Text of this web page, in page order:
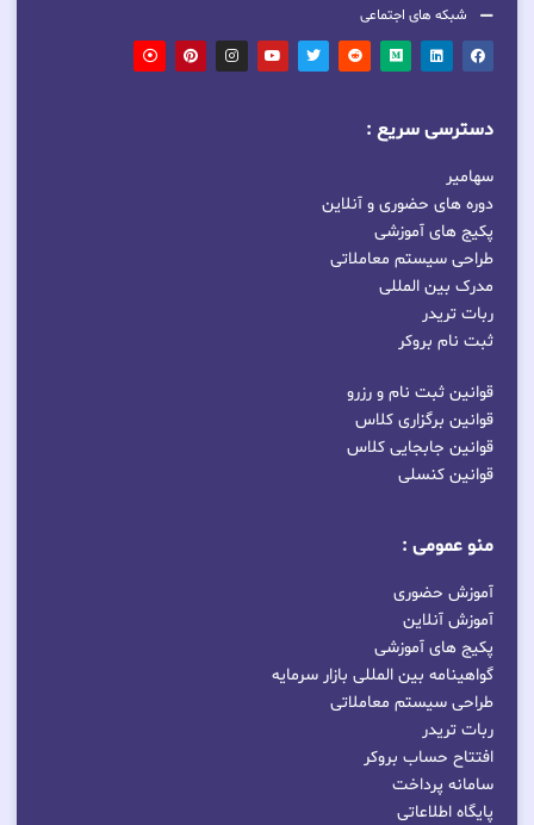
شبکه های اجتماعی
دسترسی سریع :
سهامیر
دوره های حضوری و آنلاین
پکیج های آموزشی
طراحی سیستم معاملاتی
مدرک بین المللی
ربات تریدر
ثبت نام بروکر
قوانین ثبت نام و رزرو
قوانین برگزاری کلاس
قوانین جابجایی کلاس
قوانین کنسلی
منو عمومی :
آموزش حضوری
آموزش آنلاین
پکیج های آموزشی
گواهینامه بین المللی بازار سرمایه
طراحی سیستم معاملاتی
ربات تریدر
افتتاح حساب بروکر
سامانه پرداخت
پایگاه اطلاعاتی